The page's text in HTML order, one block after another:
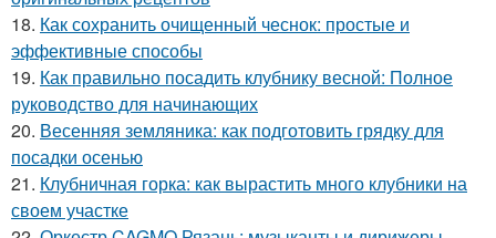
18. Как сохранить очищенный чеснок: простые и
эффективные способы
19. Как правильно посадить клубнику весной: Полное
руководство для начинающих
20. Весенняя земляника: как подготовить грядку для
посадки осенью
21. Клубничная горка: как вырастить много клубники на
своем участке